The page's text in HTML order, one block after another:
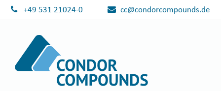
+49 531 21024-0 cc@condorcompounds.de